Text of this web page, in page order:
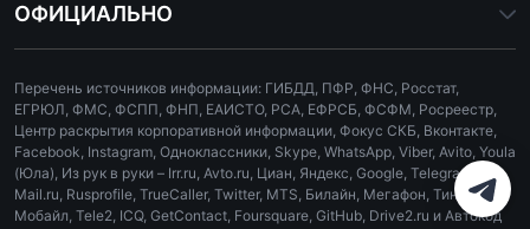
ОФИЦИАЛЬНО
Перечень источников информации: ГИБДД, ПФР, ФНС, Росстат,
ЕГРЮЛ, ФМС, ФСПП, ФНП, ЕАИСТО, РСА, ЕФРСБ, ФСФМ, Росреестр,
Центр раскрытия корпоративной информации, Фокус СКБ, Вконтакте,
Facebook, Instagram, Одноклассники, Skype, WhatsApp, Viber, Avito, Youla
(Юла), Из рук в руки – Irr.ru, Avto.ru, Циан, Яндекс, Google, Telegram,
Mail.ru, Rusprofile, TrueCaller, Twitter, MTS, Билайн, Мегафон, Тинькофф
Мобайл, Tele2, ICQ, GetContact, Foursquare, GitHub, Drive2.ru и Автокод